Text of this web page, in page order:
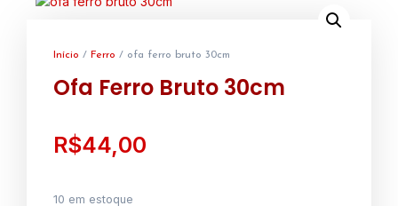
Início / Ferro / ofa ferro bruto 30cm
Ofa Ferro Bruto 30cm
R$44,00
10 em estoque